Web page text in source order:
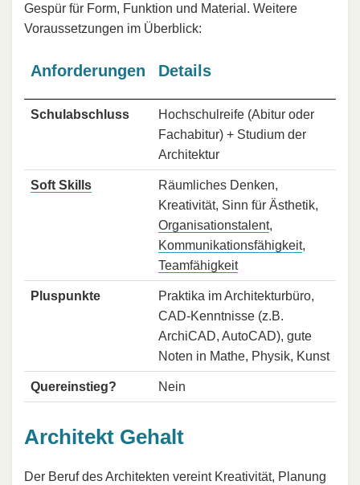
Gespür für Form, Funktion und Material. Weitere
Voraussetzungen im Überblick:
Anforderungen Details
Schulabschluss
Hochschulreife (Abitur oder
Fachabitur) + Studium der
Architektur
Soft Skills
Räumliches Denken,
Kreativität, Sinn für Ästhetik,
Organisationstalent,
Kommunikationsfähigkeit,
Teamfähigkeit
Pluspunkte
Praktika im Architekturbüro,
CAD-Kenntnisse (z.B.
ArchiCAD, AutoCAD), gute
Noten in Mathe, Physik, Kunst
Quereinstieg? Nein
Architekt Gehalt
Der Beruf des Architekten vereint Kreativität, Planung